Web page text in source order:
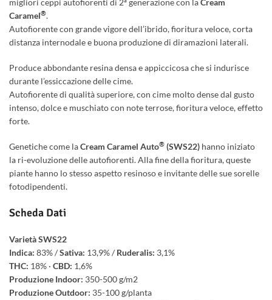
migliori ceppi autofiorenti di 2ª generazione con laCream
Caramel®.
Autofiorente con grande vigore dell’ibrido, fioritura veloce, corta
distanza internodale e buona produzione di diramazioni laterali.
Produce abbondante resina densa e appiccicosa che si indurisce
durante l’essiccazione delle cime.
Autofiorente di qualità superiore, con cime molto dense dal gusto
intenso, dolce e muschiato con note terrose, fioritura veloce, effetto
forte.
Genetiche come laCream Caramel Auto® (SWS22) hanno iniziato
la ri-evoluzione delle autofiorenti. Alla fine della fioritura, queste
piante hanno lo stesso aspetto resinoso e invitante delle sue sorelle
fotodipendenti.
Scheda Dati
Varietà SWS22
Indica: 83% /Sativa: 13,9% / Ruderalis: 3,1%
THC: 18% · CBD: 1,6%
Produzione Indoor: 350-500 g/m2
Produzione Outdoor: 35-100 g/planta